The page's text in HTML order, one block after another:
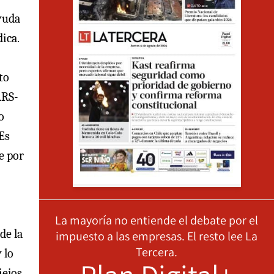
por
la
lo
La mayoría no entiende el debate por el
impuesto a las empresas. El resto lee La
Tercera.